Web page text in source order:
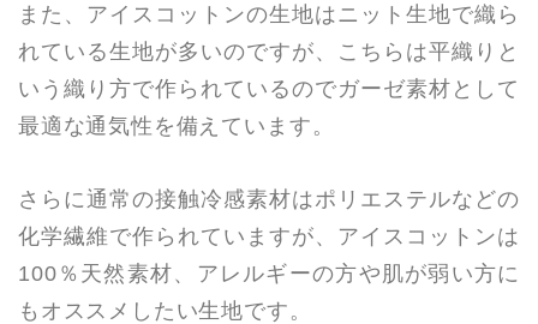
また、アイスコットンの生地はニット生地で織ら
れている生地が多いのですが、こちらは平織りと
いう織り方で作られているのでガーゼ素材として
最適な通気性を備えています。
さらに通常の接触冷感素材はポリエステルなどの
化学繊維で作られていますが、アイスコットンは
100％天然素材、アレルギーの方や肌が弱い方に
もオススメしたい生地です。